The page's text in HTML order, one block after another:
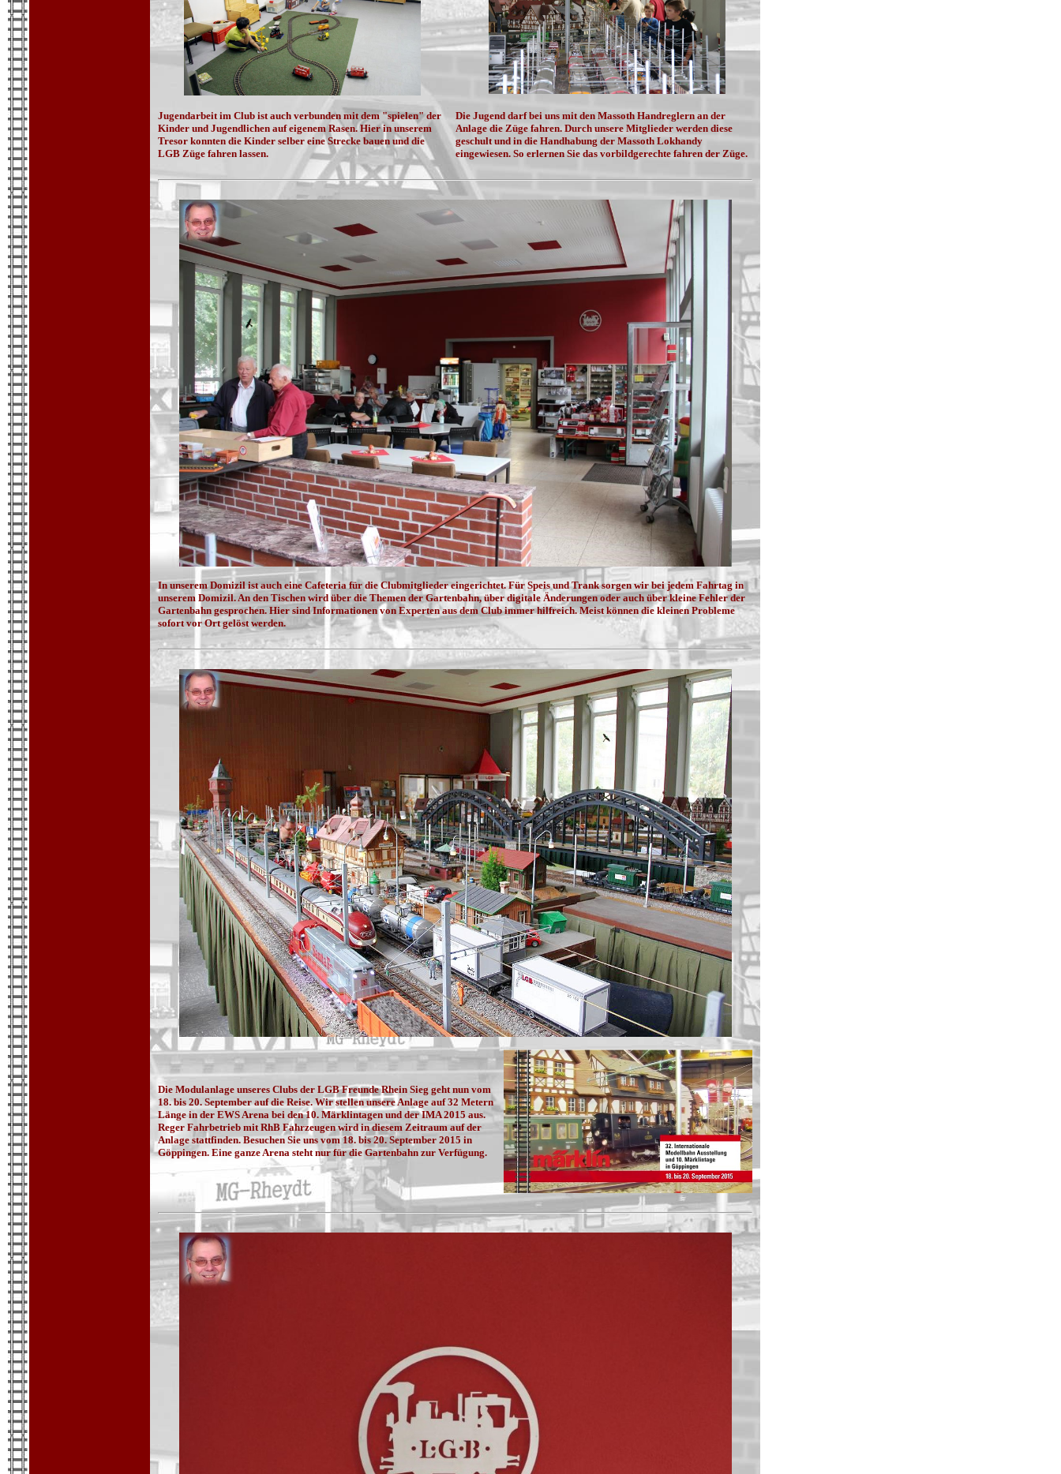
Jugendarbeit im Club ist auch verbunden mit dem "spielen" der
Kinder und Jugendlichen auf eigenem Rasen. Hier in unserem
Tresor konnten die Kinder selber eine Strecke bauen und die
LGB Züge fahren lassen.
Die Jugend darf bei uns mit den Massoth Handreglern an der
Anlage die Züge fahren. Durch unsere Mitglieder werden diese
geschult und in die Handhabung der Massoth Lokhandy
eingewiesen. So erlernen Sie das vorbildgerechte fahren der Züge.
In unserem Domizil ist auch eine Cafeteria für die Clubmitglieder eingerichtet. Für Speis und Trank sorgen wir bei jedem Fahrtag in
unserem Domizil. An den Tischen wird über die Themen der Gartenbahn, über digitale Änderungen oder auch über kleine Fehler der
Gartenbahn gesprochen. Hier sind Informationen von Experten aus dem Club immer hilfreich. Meist können die kleinen Probleme
sofort vor Ort gelöst werden.
Die Modulanlage unseres Clubs der LGB Freunde Rhein Sieg geht nun vom
18. bis 20. September auf die Reise. Wir stellen unsere Anlage auf 32 Metern
Länge in der EWS Arena bei den 10. Märklintagen und der IMA 2015 aus.
Reger Fahrbetrieb mit RhB Fahrzeugen wird in diesem Zeitraum auf der
Anlage stattfinden. Besuchen Sie uns vom 18. bis 20. September 2015 in
Göppingen. Eine ganze Arena steht nur für die Gartenbahn zur Verfügung.